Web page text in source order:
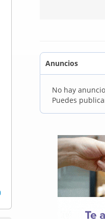
Anuncios
No hay
Puedes